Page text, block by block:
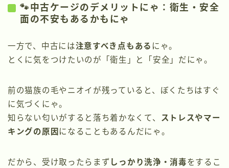
🐾中古ケージのデメリットにゃ：衛生・安全
面の不安もあるかもにゃ
一方で、中古には注意すべき点もある にゃ。
とくに気をつけたいのが「衛生」と「安全」だにゃ。
前の猫族の毛やニオイが残っていると、ぼくたちはすぐ
に気づくにゃ。
知らない匂いがすると落ち着かなくて、
ストレスやマー
キングの原因 になることもあるんだにゃ。
だから、受け取ったらまず しっかり洗浄・消毒をするこ